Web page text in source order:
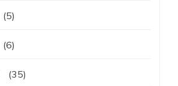
(5)
(6)
(35)